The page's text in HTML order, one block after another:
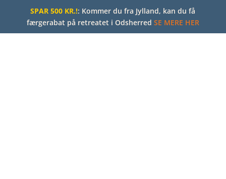
SPAR 500 KR.!: Kommer du fra Jylland, kan du få
færgerabat på retreatet i Odsherred SE MERE HER